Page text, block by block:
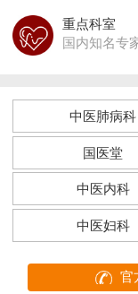
重点科室
国内知名专
中医肺病科
国医堂
中医内科
中医妇科
官